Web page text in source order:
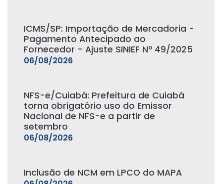
ICMS/SP: Importação de Mercadoria -
Pagamento Antecipado ao
Fornecedor - Ajuste SINIEF Nº 49/2025
06/08/2026
NFS-e/Cuiabá: Prefeitura de Cuiabá
torna obrigatório uso do Emissor
Nacional de NFS-e a partir de
setembro
06/08/2026
Inclusão de NCM em LPCO do MAPA